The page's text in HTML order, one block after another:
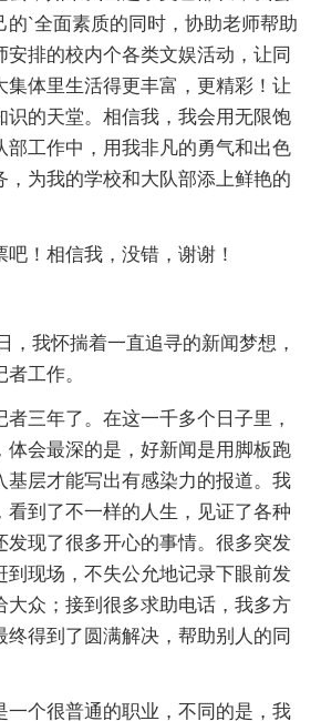
的`全面素质的同时，协助老师帮助
安排的校内个各类文娱活动，让同
集体里生活得更丰富，更精彩！让
识的天堂。相信我，我会用无限饱
部工作中，用我非凡的勇气和出色
，为我的学校和大队部添上鲜艳的
！相信我，没错，谢谢！
，我怀揣着一直追寻的新闻梦想，
工作。
者三年了。在这一千多个日子里，
体会最深的是，好新闻是用脚板跑
基层才能写出有感染力的报道。我
看到了不一样的人生，见证了各种
发现了很多开心的事情。很多突发
到现场，不失公允地记录下眼前发
大众；接到很多求助电话，我多方
终得到了圆满解决，帮助别人的同
一个很普通的职业，不同的是，我